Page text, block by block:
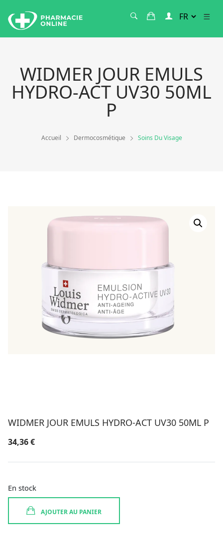
WIDMER JOUR EMULS
HYDRO-ACT UV30 50ML
P
Accueil Dermocosmétique Soins Du Visage
WIDMER JOUR EMULS HYDRO-ACT UV30 50ML P
34,36€
En stock
AJOUTER AU PANIER